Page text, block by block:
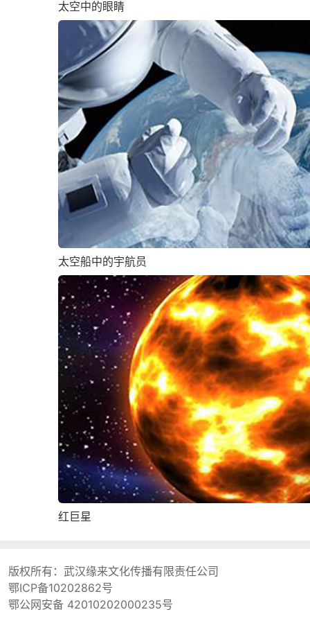
太空中的眼睛
太空船中的宇航员
红巨星
版权所有： 武汉缘来文化传播有限责任公司
鄂ICP备10202862号
鄂公网安备 42010202000235号